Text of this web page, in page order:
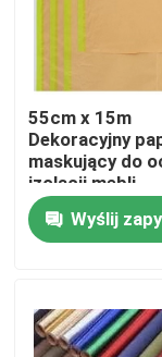
Tymczasowa
Ochrona
Papier
Wodoodporne
55cm x 15m
Dekoracyjny
maskujący do
izolacji mebli
Wyślij